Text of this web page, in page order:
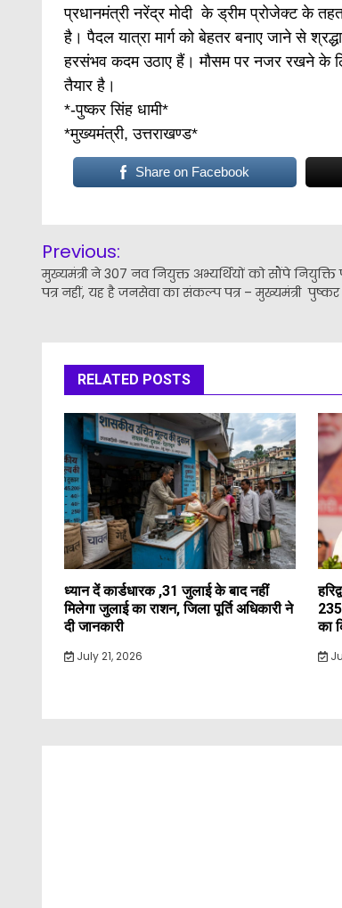
प्रधानमंत्री नरेंद्र मोदी के ड्रीम प्रोजेक्ट के
है। पैदल यात्रा मार्ग को बेहतर बनाए जाने से
हरसंभव कदम उठाए हैं। मौसम पर नजर रखने के
तैयार है।
*-पुष्कर सिंह धामी*
*मुख्यमंत्री, उत्तराखण्ड*
Share on Facebook
navigation
Previous:
मुख्यमंत्री ने 307 नव नियुक्त अभ्यर्थियों को सौंपे नियुक्ति
पत्र नहीं, यह है जनसेवा का संकल्प पत्र – मुख्यमंत्री पुष्कर
RELATED POSTS
ध्यान दें कार्डधारक ,31 जुलाई के बाद नहीं
मिलेगा जुलाई का राशन, जिला पूर्ति अधिकारी ने
दी जानकारी
July 21, 2026
का